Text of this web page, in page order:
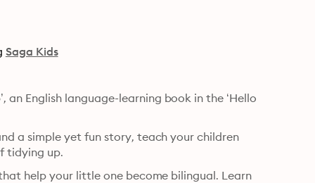
Saga Kids
an English language-learning book in the ‘Hello
a simple yet fun story, teach your children
help your little one become bilingual. Learn